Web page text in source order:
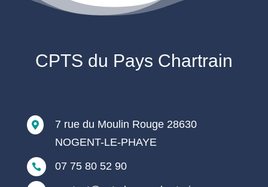
CPTS du Pays Chartrain

7 rue du Moulin Rouge 28630
NOGENT-LE-PHAYE
 07 75 80 52 90